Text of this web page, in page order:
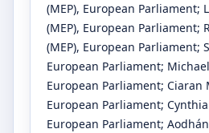
(MEP), European Parliament;
(MEP), European Parliament;
(MEP), European Parliament;
European Parliament;
European Parliament; Ciaran
European Parliament;
European Parliament;